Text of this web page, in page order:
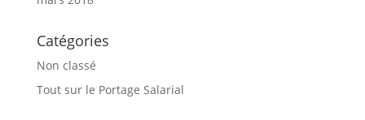
Catégories
Non classé
Tout sur le Portage Salarial